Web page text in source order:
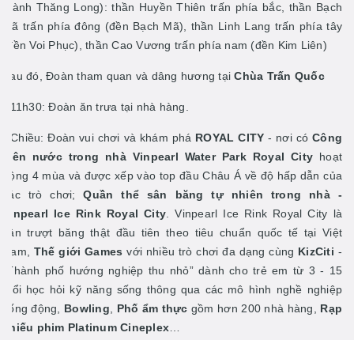
thành Thăng Long): thần Huyền Thiên trấn phía bắc, thần Bạch
Mã trấn phía đông (đền Bạch Mã), thần Linh Lang trấn phía tây
(đền Voi Phục), thần Cao Vương trấn phía nam (đền Kim Liên)
Sau đó, Đoàn tham quan và dâng hương tạiChùa Trấn Quốc
- 11h30: Đoàn ăn trưa tại nhà hàng.
- Chiều: Đoàn vui chơi và khám phá ROYAL CITY - nơi cóCông
viên nước trong nhà Vinpearl Water Park Royal City hoạt
động 4 mùa và được xếp vào top đầu Châu Á về độ hấp dẫn của
các trò chơi;Quần thể sân băng tự nhiên trong nhà -
Vinpearl Ice Rink Royal City . Vinpearl Ice Rink Royal City là
sân trượt băng thật đầu tiên theo tiêu chuẩn quốc tế tại Việt
Nam, Thế giới Games với nhiều trò chơi đa dạng cùng KizCiti -
“Thành phố hướng nghiệp thu nhỏ” dành cho trẻ em từ 3 - 15
tuổi học hỏi kỹ năng sống thông qua các mô hình nghề nghiệp
sống động, Bowling Phố ẩm thực gồm hơn 200 nhà hàng, Rạp
chiếu phim Platinum Cineplex